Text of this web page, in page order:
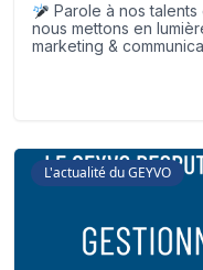
Parole à nos talents
nous mettons en
marketing &
L'actualité du GEYVO